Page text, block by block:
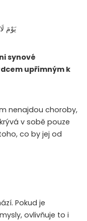
يَوْمَ
synové
upřímným k
nenajdou choroby,
v sobě pouze
co by jej od
Pokud je
ovlivňuje to i